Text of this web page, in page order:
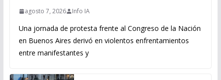
agosto 7, 2026 Info IA
Una jornada de protesta frente al Congreso de la Nación
en Buenos Aires derivó en violentos enfrentamientos
entre manifestantes y